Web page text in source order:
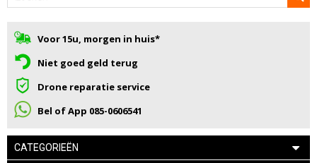
Voor 15u, morgen in huis*
Niet goed geld terug
Drone reparatie service
Bel of App 085-0606541
CATEGORIEËN